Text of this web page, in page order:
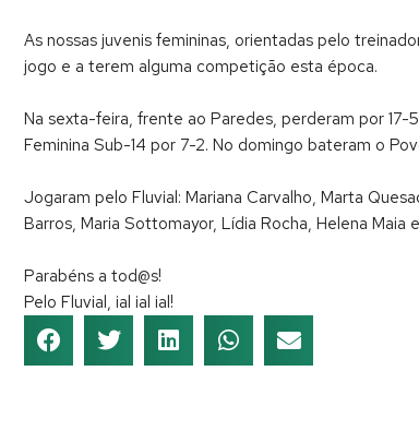
As nossas juvenis femininas, orientadas pelo
jogo e a terem alguma competição esta época.
Na sexta-feira, frente ao Paredes, perderam por 17-
Feminina Sub-14 por 7-2. No domingo bateram o
Jogaram pelo Fluvial: Mariana Carvalho, Marta
Barros, Maria Sottomayor, Lídia Rocha, Helena Maia
Parabéns a tod@s!
Pelo Fluvial, ial ial ial!